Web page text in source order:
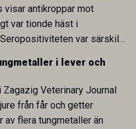
visar antikroppar mot
var tionde häst i
var särskilt
kopplad till bland
visar att hästarna
– men inte att de
eller bidrar till
i lever och
Veterinary Journal
från får och getter
av flera tungmetaller än